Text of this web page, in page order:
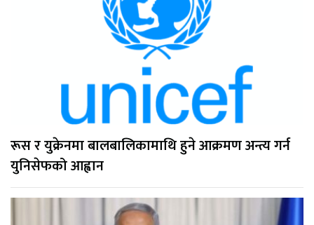
रूस र युक्रेनमा बालबालिकामाथि हुने आक्रमण अन्त्य गर्न
युनिसेफको आह्वान